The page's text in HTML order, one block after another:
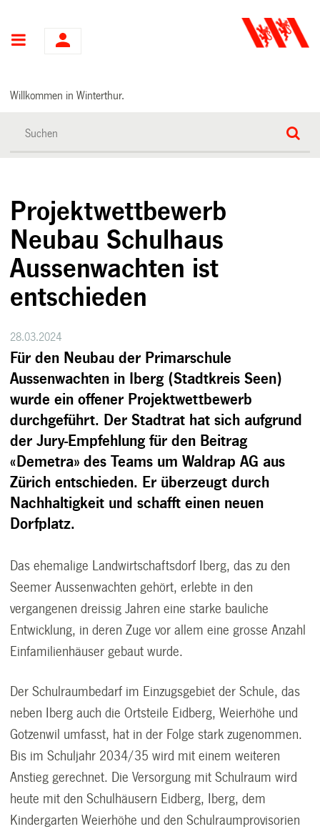
Hauptnavigation
Willkommen in Winterthur.
Projektwettbewerb
Neubau Schulhaus
Aussenwachten ist
entschieden
28.03.2024
Für den Neubau der Primarschule
Aussenwachten in Iberg (Stadtkreis Seen)
wurde ein offener Projektwettbewerb
durchgeführt. Der Stadtrat hat sich aufgrund
der Jury-Empfehlung für den Beitrag
«Demetra» des Teams um Waldrap AG aus
Zürich entschieden. Er überzeugt durch
Nachhaltigkeit und schafft einen neuen
Dorfplatz.
Das ehemalige Landwirtschaftsdorf Iberg, das zu den
Seemer Aussenwachten gehört, erlebte in den
vergangenen dreissig Jahren eine starke bauliche
Entwicklung, in deren Zuge vor allem eine grosse Anzahl
Einfamilienhäuser gebaut wurde.
Der Schulraumbedarf im Einzugsgebiet der Schule, das
neben Iberg auch die Ortsteile Eidberg, Weierhöhe und
Gotzenwil umfasst, hat in der Folge stark zugenommen.
Bis im Schuljahr 2034/35 wird mit einem weiteren
Anstieg gerechnet. Die Versorgung mit Schulraum wird
heute mit den Schulhäusern Eidberg, Iberg, dem
Kindergarten Weierhöhe und den Schulraumprovisorien